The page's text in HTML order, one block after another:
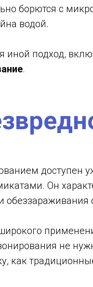
борются с
водой.
иной подход,
.
доступен
Он
не
как